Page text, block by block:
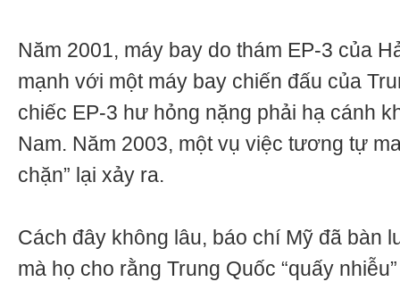
Năm 2001, máy bay do thám EP-3 của
mạnh với một máy bay chiến đấu của
chiếc EP-3 hư hỏng nặng phải hạ cánh
Nam. Năm 2003, một vụ việc tương tự
chặn” lại xảy ra.
Cách đây không lâu, báo chí Mỹ đã bàn
mà họ cho rằng Trung Quốc “quấy